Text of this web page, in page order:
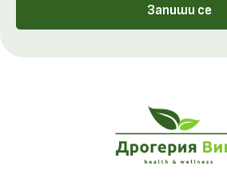
Запиши се